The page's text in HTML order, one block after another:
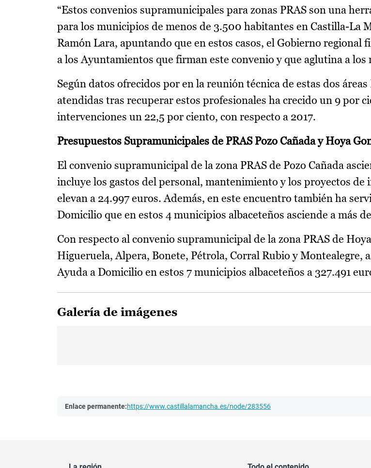
“Estos convenios supramunicipales para zonas PRAS son una
para los municipios de menos de 3.500 habitantes en Castilla-La
Ramón Lara, apuntando que en estos casos, el Gobierno regional
a los Ayuntamientos que firman este convenio y que aglutina a
Según datos ofrecidos por en la reunión técnica de estas dos áreas
atendidas tras recuperar estos profesionales ha crecido un 9 por
intervenciones un 22,5 por ciento, con respecto a 2017.
Presupuestos Supramunicipales de PRAS Pozo Cañada y Hoya
El convenio supramunicipal de la zona PRAS de Pozo Cañada
incluye los gastos del personal, mantenimiento y los proyectos de
elevan a 24.997 euros. Además, en este encuentro también ha
Domicilio que en estos 4 municipios albaceteños asciende a más
Con respecto al convenio supramunicipal de la zona PRAS de
Higueruela, Alpera, Bonete, Pétrola, Corral Rubio y Montealegre,
Ayuda a Domicilio en estos 7 municipios albaceteños a 327.491
Galería de imágenes
Enlace permanente:https://www.castillalamancha.es/node/283556